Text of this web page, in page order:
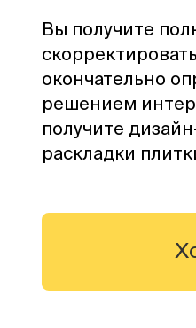
Вы получите
окончательно
решением
получите
раскладки